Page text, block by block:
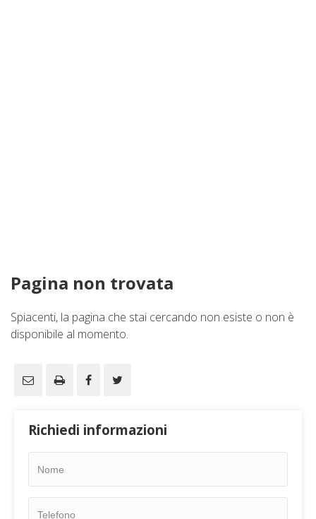
Richiedi informazioni
Pagina non trovata
Spiacenti, la pagina che stai cercando non esiste o non è
disponibile al momento.